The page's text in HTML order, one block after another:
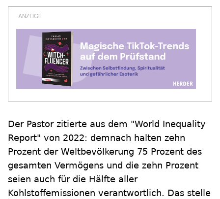
Der Pastor zitierte aus dem "World Inequality
Report" von 2022: demnach halten zehn
Prozent der Weltbevölkerung 75 Prozent des
gesamten Vermögens und die zehn Prozent
seien auch für die Hälfte aller
Kohlstoffemissionen verantwortlich. Das stelle